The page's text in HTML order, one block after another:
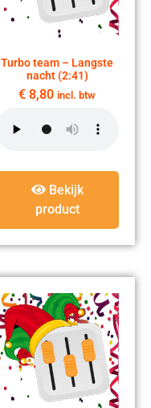
Turbo team – Langste
nacht (2:41)
€ 8,80 incl. btw
Bekijk
product